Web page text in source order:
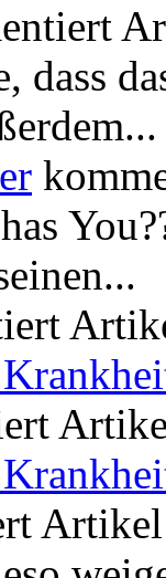
dass